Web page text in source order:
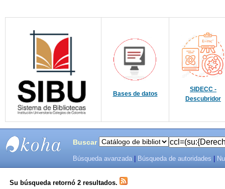
Bases de datos
SIDECC -
Descubridor
SISTEMAS
Buscar
Búsqueda avanzada Búsqueda de autoridades
Su búsqueda retornó 2 resultados.